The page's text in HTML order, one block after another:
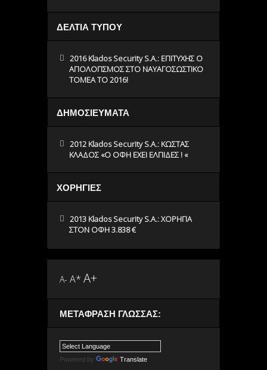
ΔΕΛΤΙΑ ΤΥΠΟΥ
2016 Klados Security S.A.: ΕΠΙΤΥΧΗΣ Ο
ΑΠΟΛΟΓΙΣΜΟΣ ΣΤΟ ΝΑΥΑΓΟΣΩΣΤΙΚΟ
ΤΟΜΕΑ ΤΟ 2016!
ΔΗΜΟΣΙΕΥΜΑΤΑ
2012 Klados Security S.A.: ΚΩΣΤΑΣ
ΚΛΑΔΟΣ «O ΟΦΗ ΕΧΕΙ ΕΛΠΙΔΕΣ ! «
ΧΟΡΗΓΙΕΣ
2013 Klados Security S.A.: ΧΟΡΗΓΙΑ
ΣΤΟΝ ΟΦΗ 3.838 €
A- A* A+
ΜΕΤΆΦΡΑΣΗ ΓΛΏΣΣΑΣ:
Powered by Translate